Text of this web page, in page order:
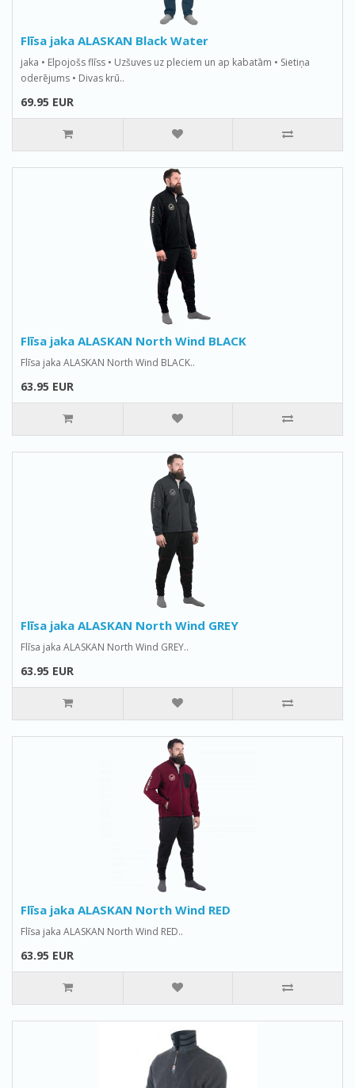
Flīsa jaka ALASKAN Black Water
jaka • Elpojošs flīss • Uzšuves uz pleciem un ap kabatām • Sietiņa
oderējums • Divas krū..
69.95 EUR
Flīsa jaka ALASKAN North Wind BLACK
Flīsa jaka ALASKAN North Wind BLACK..
63.95 EUR
Flīsa jaka ALASKAN North Wind GREY
Flīsa jaka ALASKAN North Wind GREY..
63.95 EUR
Flīsa jaka ALASKAN North Wind RED
Flīsa jaka ALASKAN North Wind RED..
63.95 EUR